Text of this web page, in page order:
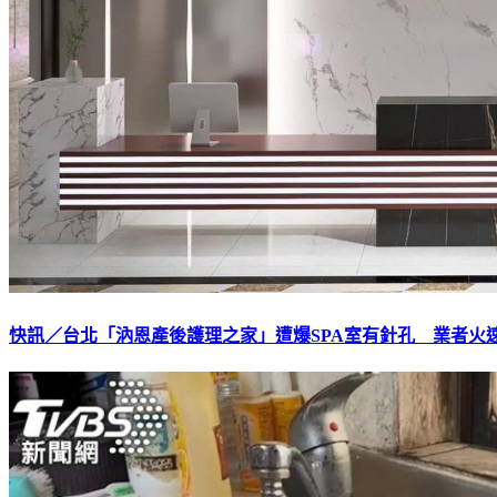
快訊／台北「汭恩產後護理之家」遭爆SPA室有針孔 業者火